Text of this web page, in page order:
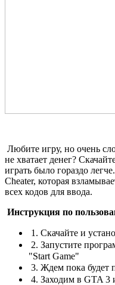
Любите игру, но очень
не хватает денег?
играть было гораздо
Cheater, которая
всех кодов для ввода.
Инструкция по
1. Скачайте и
2. Запустите
"Start Game"
3. Ждем пока будет
4. Заходим в GTA 3